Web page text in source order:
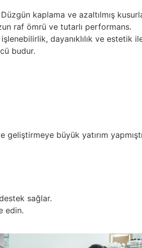
Düzgün kaplama ve azaltılmış
raf ömrü ve tutarlı performans.
dayanıklılık ve estetik
budur.
büyük yatırım
sağlar.
edin.